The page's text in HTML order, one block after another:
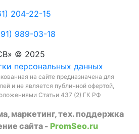
204-22-15
989-03-18
© 2025
персональных данных
на сайте предназначена для
и не является публичной офертой,
Статьи 437 (2) ГК РФ
маркетинг, тех. поддержка
сайта - PromSeo.ru